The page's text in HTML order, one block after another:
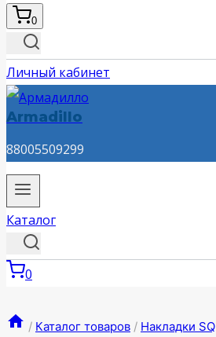
0
Личный кабинет
Armadillo
88005509299
Каталог
0
/ Каталог товаров / Накладки SQ